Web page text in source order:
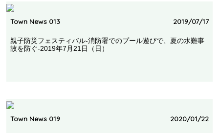
Town News 013 2019/07/17
親子防災フェスティバル-消防署でのプール遊びで、夏の水難事
故を防ぐ-2019年7月21日（日）
Town News 019 2020/01/22